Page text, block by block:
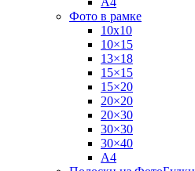
Фото в рамке
10х10
10×15
13×18
15×15
15×20
20×20
20×30
30×30
30×40
A4